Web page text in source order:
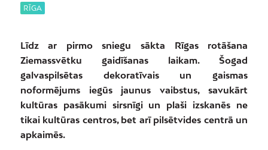
RĪGA
Līdz ar pirmo sniegu sākta Rīgas rotāšana
Ziemassvētku gaidīšanas laikam. Šogad
galvaspilsētas dekoratīvais un gaismas
noformējums iegūs jaunus vaibstus, savukārt
kultūras pasākumi sirsnīgi un plaši izskanēs ne
tikai kultūras centros, bet arī pilsētvides centrā un
apkaimēs.